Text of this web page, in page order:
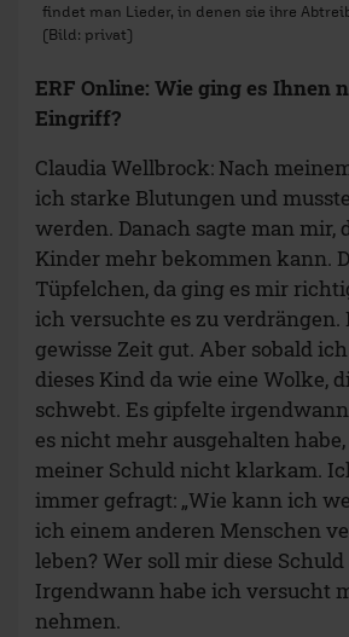
findet man Lieder, in denen sie ihre
(Bild: privat)
ERF Online: Wie ging es Ihnen
Eingriff?
Claudia Wellbrock: Nach
ich starke Blutungen und
werden. Danach sagte man mir,
Kinder mehr bekommen kann.
Tüpfelchen, da ging es mir
ich versuchte es zu verdrängen.
gewisse Zeit gut. Aber sobald
dieses Kind da wie eine Wolke,
schwebt. Es gipfelte
es nicht mehr ausgehalten
meiner Schuld nicht klarkam.
immer gefragt: „Wie kann ich
ich einem anderen Menschen
leben? Wer soll mir diese Schuld
Irgendwann habe ich versucht
nehmen.